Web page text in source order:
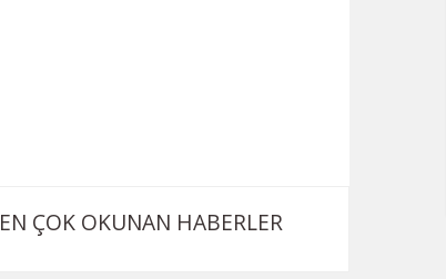
EN ÇOK OKUNAN HABERLER